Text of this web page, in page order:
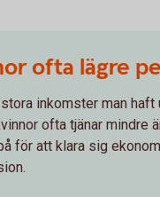
ofta lägre
inkomster man haft
ofta tjänar mindre
för att klara sig